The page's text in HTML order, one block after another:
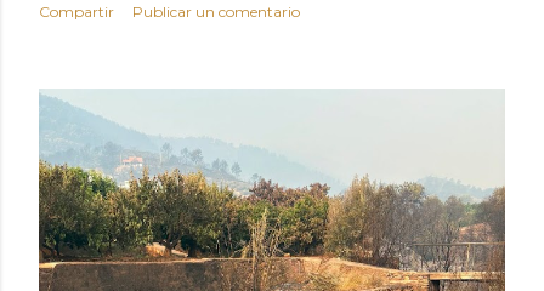
Compartir Publicar un comentario